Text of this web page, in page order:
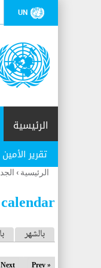
UN
الرئيسية
تقرير
أنت
هنا
الرئيسية ›
ا
ل
بالشهر